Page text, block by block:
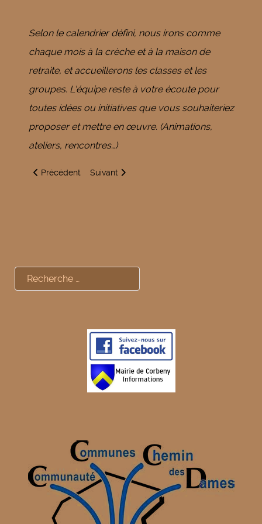
Selon le calendrier défini, nous irons comme
chaque mois à la crèche et à la maison de
retraite, et accueillerons les classes et les
groupes. L'équipe reste à votre écoute pour
toutes idées ou initiatives que vous souhaiteriez
proposer et mettre en œuvre. (Animations,
ateliers, rencontres…)
Article précédent : Fermeture bibliothèque
Précédent Article suivant : Bibliothèque - vacances
Suivant
Rechercher